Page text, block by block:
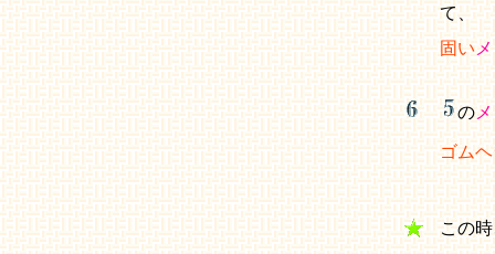
て、
固い
の
ゴム
この